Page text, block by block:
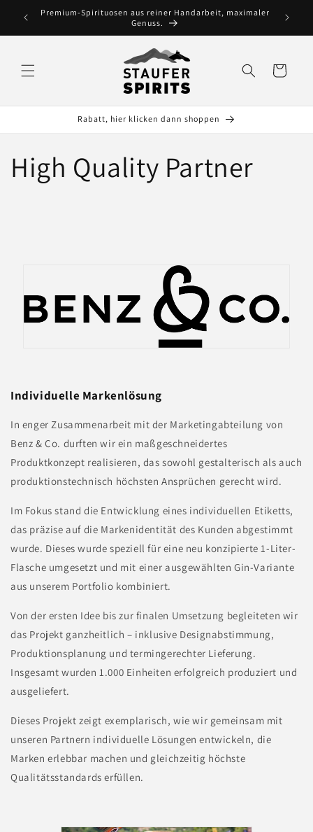
Skip to
content
Premium-Spirituosen aus reiner Handarbeit, maximaler
Genuss.
Cart
Rabatt, hier klicken dann shoppen
High Quality Partner
Individuelle Markenlösung
In enger Zusammenarbeit mit der Marketingabteilung von
Benz & Co. durften wir ein maßgeschneidertes
Produktkonzept realisieren, das sowohl gestalterisch als auch
produktionstechnisch höchsten Ansprüchen gerecht wird.
Im Fokus stand die Entwicklung eines individuellen Etiketts,
das präzise auf die Markenidentität des Kunden abgestimmt
wurde. Dieses wurde speziell für eine neu konzipierte 1-Liter-
Flasche umgesetzt und mit einer ausgewählten Gin-Variante
aus unserem Portfolio kombiniert.
Von der ersten Idee bis zur finalen Umsetzung begleiteten wir
das Projekt ganzheitlich – inklusive Designabstimmung,
Produktionsplanung und termingerechter Lieferung.
Insgesamt wurden 1.000 Einheiten erfolgreich produziert und
ausgeliefert.
Dieses Projekt zeigt exemplarisch, wie wir gemeinsam mit
unseren Partnern individuelle Lösungen entwickeln, die
Marken erlebbar machen und gleichzeitig höchste
Qualitätsstandards erfüllen.